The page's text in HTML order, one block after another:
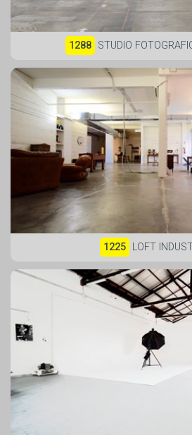
1288 STUDIO
1225 LOFT